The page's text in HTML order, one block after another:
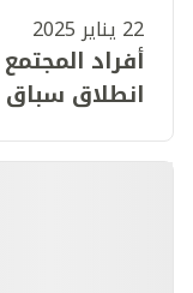
22 يناير 2025
أفراد
انطلاق